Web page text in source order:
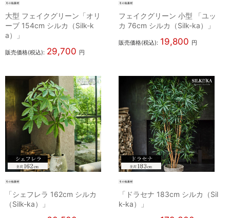
大型 フェイクグリーン「オリ
ーブ 154cm シルカ（Silk-k
a）」
販売価格(税込): 29,700 円
フェイクグリーン 小型 「ユッ
カ 76cm シルカ（Silk-ka）」
販売価格(税込): 19,800 円
「シェフレラ 162cm シルカ
（Silk-ka）」
「ドラセナ 183cm シルカ（Sil
k-ka）」